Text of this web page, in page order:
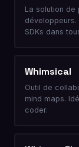
La solution de
SDKs dans
Whimsical
Outil de
mind maps.
coder.